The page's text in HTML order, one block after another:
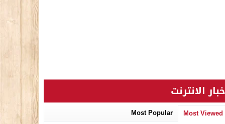
الانترنت
Most Viewed
Most Popular